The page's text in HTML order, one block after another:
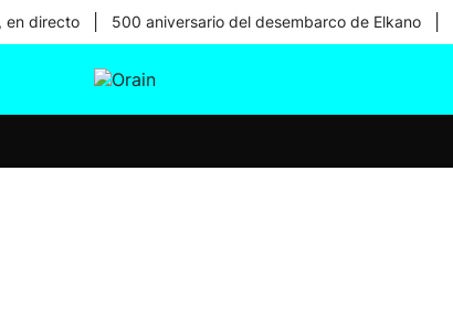
en directo 500 aniversario del desembarco de Elkano